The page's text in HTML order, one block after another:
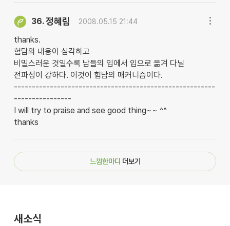
36.정혜림 2008.05.15 21:44
thanks.
험담의 내용이 심각하고
비밀스러운 것일수록 남들의 입에서 입으로 옮겨 다닐
전파성이 강하다. 이것이 험담의 매커니즘이다.
--------------------------------------------------------
----------------
I will try to praise and see good thing~~ ^^
thanks
느낌한마디 더보기
새소식